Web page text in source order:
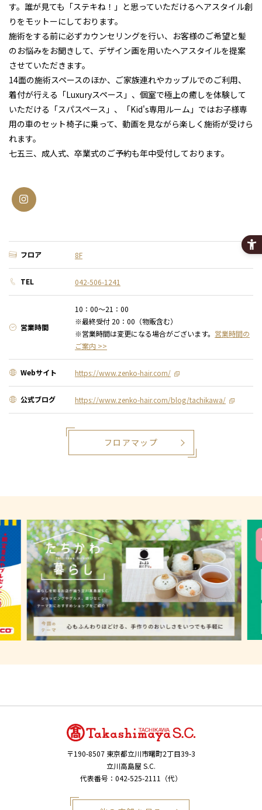
す。誰が見ても「ステキね！」と思っていただけるヘアスタイル創
りをモットーにしております。
施術をする前に必ずカウンセリングを行い、お客様のご希望と髪
のお悩みをお聞きして、デザイン画を用いたヘアスタイルを提案
させていただきます。
14面の施術スペースのほか、ご家族連れやカップルでのご利用、
着付が行える「Luxuryスペース」、個室で極上の癒しを体験して
いただける「スパスペース」、「Kid's専用ルーム」ではお子様専
用の車のセット椅子に乗って、動画を見ながら楽しく施術が受けら
れます。
七五三、成人式、卒業式のご予約も年中受付しております。
フロア 8F
TEL 042-506-1241
営業時間
10：00～21：00
※最終受付 20：00（物販含む）
※営業時間は変更になる場合がございます。 営業時間の
ご案内 >>
Webサイト https://www.zenko-hair.com/
公式ブログ https://www.zenko-hair.com/blog/tachikawa/
フロアマップ
〒190-8507 東京都立川市曙町2丁目39-3
立川高島屋 S.C.
代表番号：042-525-2111（代）